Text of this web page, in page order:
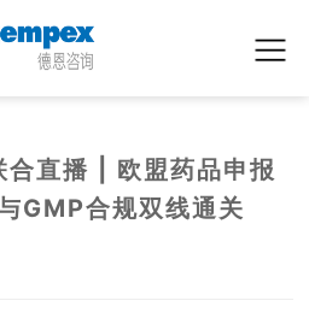
直播 | 欧盟药品申报
GMP合规双线通关